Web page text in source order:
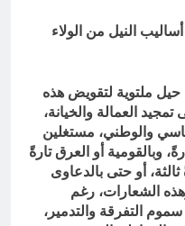
أساليب النيل من الولاء
حيل ملتوية لتقويض هذه
العمالة والخيانة،
والوطني، مستغلين
وبالقومية أو العرق تارةً
ثالثة، أو حتى بالدعاوى
الشعارات، رغم
التفرقة والتدمير،